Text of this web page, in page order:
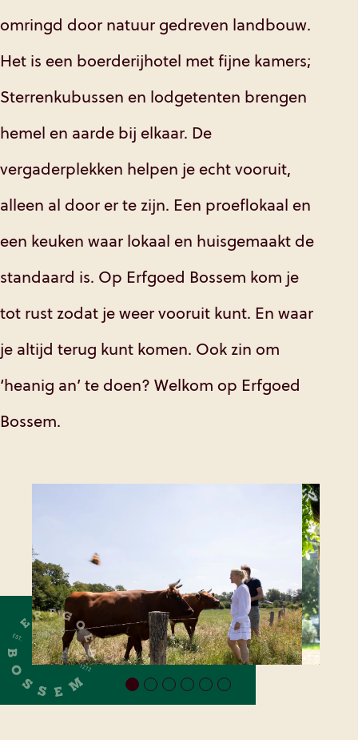
omringd door natuur gedreven landbouw.
Het is een boerderijhotel met fijne kamers;
Sterrenkubussen en lodgetenten brengen
hemel en aarde bij elkaar. De
vergaderplekken helpen je echt vooruit,
alleen al door er te zijn. Een proeflokaal en
een keuken waar lokaal en huisgemaakt de
standaard is. Op Erfgoed Bossem kom je
tot rust zodat je weer vooruit kunt. En waar
je altijd terug kunt komen. Ook zin om
‘heanig an’ te doen? Welkom op Erfgoed
Bossem.